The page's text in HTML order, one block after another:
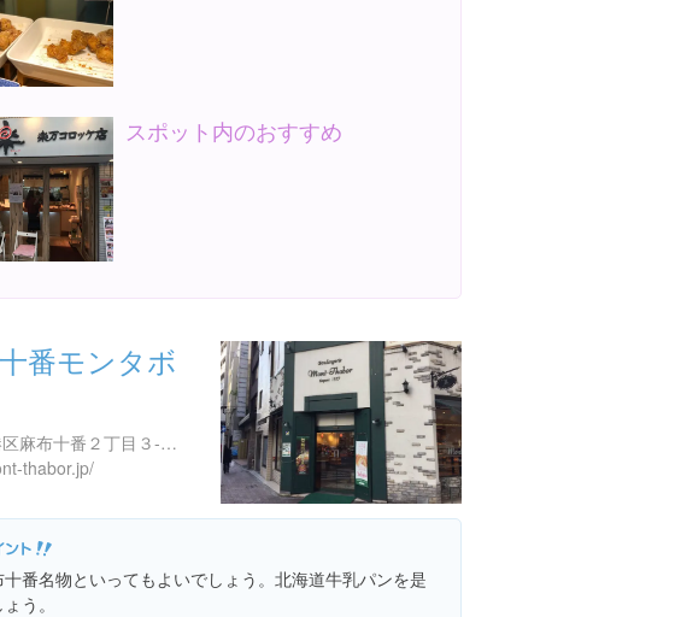
スポット内のおすすめ
番モンタボ
東京都港区麻布十番２丁目３-３ 江波ビル
thabor.jp/
十番名物といってもよいでしょう。北海道牛乳パンを是
う。